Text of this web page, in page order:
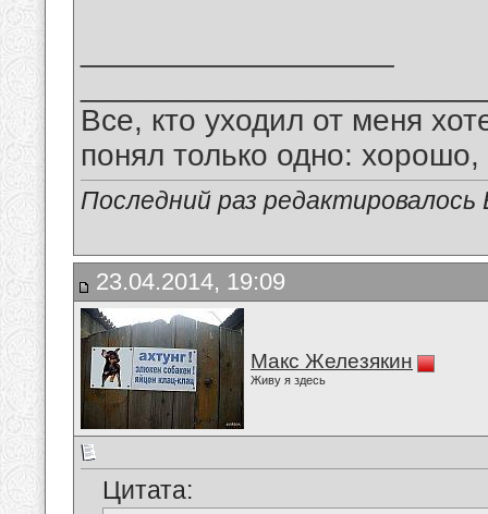
Все, кто уходил от меня
понял только одно:
Последний раз
23.04.2014, 19:09
Макс Железякин
Живу я здесь
Цитата: